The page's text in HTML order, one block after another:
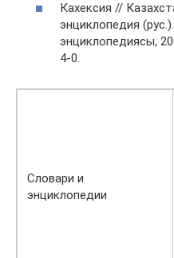
Кахексия //
энциклопедия
энциклопедиясы,
4-0.
Словари и
энциклопедии